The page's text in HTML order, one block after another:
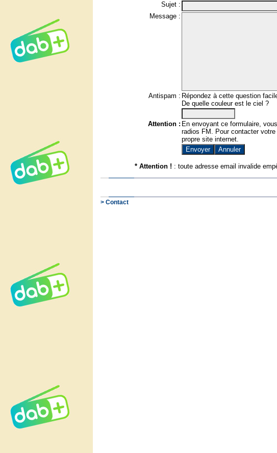
Sujet :
Message :
Antispam : Répondez à cette question
De quelle couleur est le ciel ?
Attention : En envoyant ce formulaire,
radios FM. Pour contacter
propre site internet.
* Attention ! : toute adresse email invalide
> Contact